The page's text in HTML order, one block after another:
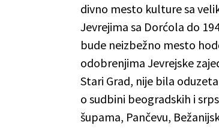
divno mesto kulture sa
Jevrejima sa Dorćola do
bude neizbežno mesto
odobrenjima Jevrejske
Stari Grad, nije bila
o sudbini beogradskih i
šupama, Pančevu,